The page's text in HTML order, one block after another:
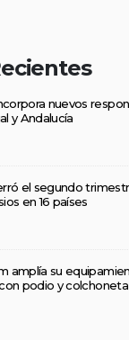
nuevos
y Andalucía
el segundo
en 16 países
amplía su
podio y colchoneta